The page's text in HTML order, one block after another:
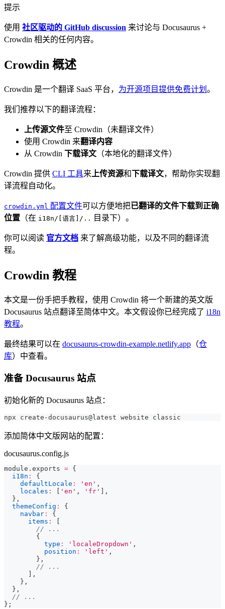
提示
使用 社区驱动的 GitHub discussion 来讨论与 Docusaurus +
Crowdin 相关的任何内容。
Crowdin 概述
Crowdin 是一个翻译 SaaS 平台， 为开源项目提供免费计划 。
我们推荐以下的翻译流程：
上传源文件至 Crowdin（未翻译文件）
使用 Crowdin 来翻译内容
从 Crowdin 下载译文 （本地化的翻译文件）
Crowdin 提供 CLI 工具来 上传资源和下载译文，帮助你实现翻
译流程自动化。
crowdin.yml 配置文件可以方便地把已翻译的文件下载到正确
位置 （在 i18n/[语言]/.. 目录下）。
你可以阅读 官方文档 来了解高级功能，以及不同的翻译流
程。
Crowdin 教程
本文是一份手把手教程，使用 Crowdin 将一个新建的英文版
Docusaurus 站点翻译至简体中文。本文假设你已经完成了 i18n
教程。
最终结果可以在 docusaurus-crowdin-example.netlify.app （仓
库）中查看。
准备 Docusaurus 站点
初始化新的 Docusaurus 站点：
npx create-docusaurus@latest website classic
添加简体中文版网站的配置：
docusaurus.config.js
module . exports = {
i18n :
{
defaultLocale : 'en' ,
locales : 'en' , 'fr'
,
} ,
themeConfig :
{
navbar :
{
items :
// ...
{
type : 'localeDropdown' ,
position : 'left' ,
} ,
// ...
,
} ,
} ,
// ...
} ;